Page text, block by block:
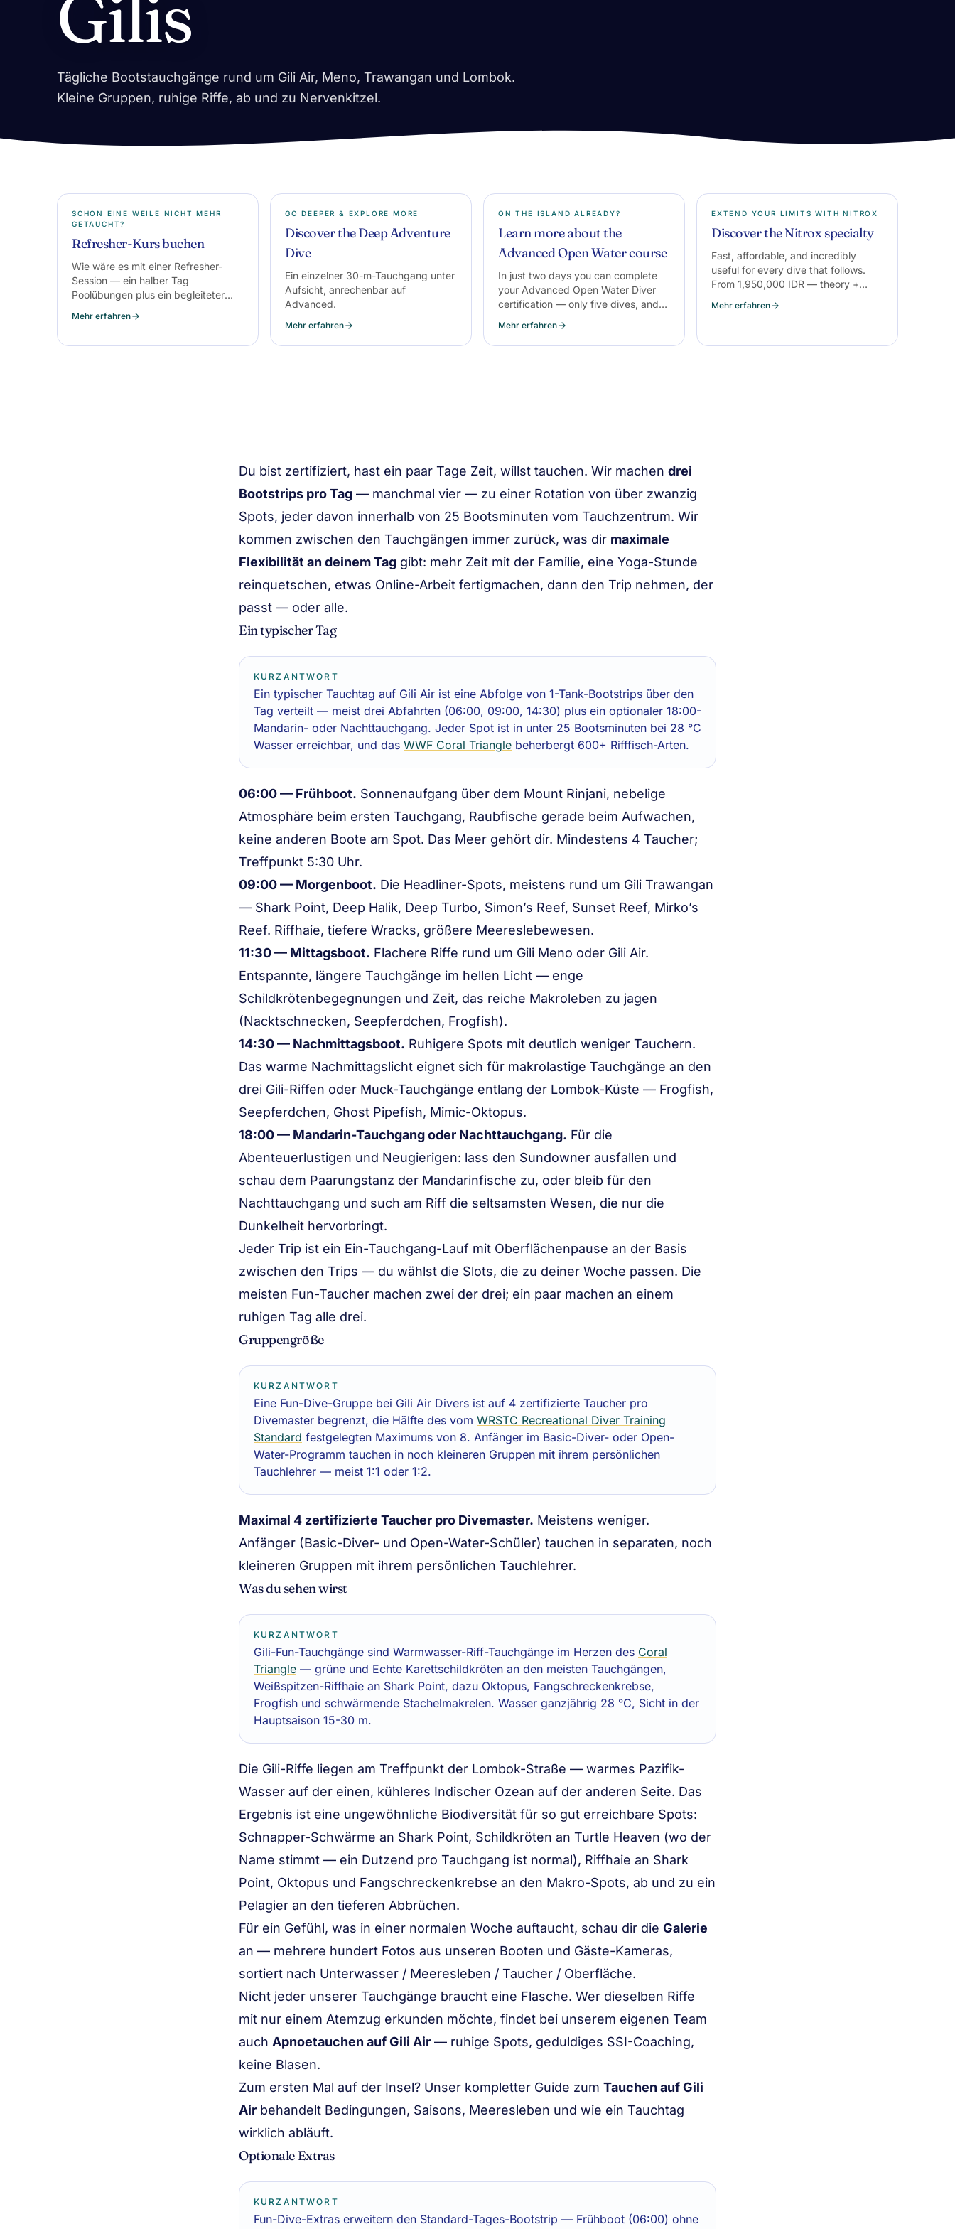
Gilis
Tägliche Bootstauchgänge rund um Gili Air, Meno, Trawangan und Lombok.
Kleine Gruppen, ruhige Riffe, ab und zu Nervenkitzel.
SCHON EINE WEILE NICHT MEHR
GETAUCHT?
Refresher-Kurs buchen
Wie wäre es mit einer Refresher-
Session — ein halber Tag
Poolübungen plus ein begleiteter
Wasser mit voller Sicherheit.
Mehr erfahren
GO DEEPER & EXPLORE MORE
Discover the Deep Adventure
Dive
Ein einzelner 30-m-Tauchgang unter
Aufsicht, anrechenbar auf
Advanced.
Mehr erfahren
ON THE ISLAND ALREADY?
Learn more about the
Advanced Open Water course
In just two days you can complete
your Advanced Open Water Diver
certification — only five dives, and
dives is small.
Mehr erfahren
EXTEND YOUR LIMITS WITH NITROX
Discover the Nitrox specialty
Fast, affordable, and incredibly
useful for every dive that follows.
From 1,950,000 IDR — theory +
Mehr erfahren
Du bist zertifiziert, hast ein paar Tage Zeit, willst tauchen. Wir machen drei
Bootstrips pro Tag — manchmal vier — zu einer Rotation von über zwanzig
Spots, jeder davon innerhalb von 25 Bootsminuten vom Tauchzentrum. Wir
kommen zwischen den Tauchgängen immer zurück, was dir maximale
Flexibilität an deinem Tag gibt: mehr Zeit mit der Familie, eine Yoga-Stunde
reinquetschen, etwas Online-Arbeit fertigmachen, dann den Trip nehmen, der
passt — oder alle.
Ein typischer Tag
KURZANTWORT
Ein typischer Tauchtag auf Gili Air ist eine Abfolge von 1-Tank-Bootstrips über den
Tag verteilt — meist drei Abfahrten (06:00, 09:00, 14:30) plus ein optionaler 18:00-
Mandarin- oder Nachttauchgang. Jeder Spot ist in unter 25 Bootsminuten bei 28 °C
Wasser erreichbar, und das WWF Coral Triangle beherbergt 600+ Rifffisch-Arten.
06:00 — Frühboot. Sonnenaufgang über dem Mount Rinjani, nebelige
Atmosphäre beim ersten Tauchgang, Raubfische gerade beim Aufwachen,
keine anderen Boote am Spot. Das Meer gehört dir. Mindestens 4 Taucher;
Treffpunkt 5:30 Uhr.
09:00 — Morgenboot. Die Headliner-Spots, meistens rund um Gili Trawangan
— Shark Point, Deep Halik, Deep Turbo, Simon’s Reef, Sunset Reef, Mirko’s
Reef. Riffhaie, tiefere Wracks, größere Meereslebewesen.
11:30 — Mittagsboot. Flachere Riffe rund um Gili Meno oder Gili Air.
Entspannte, längere Tauchgänge im hellen Licht — enge
Schildkrötenbegegnungen und Zeit, das reiche Makroleben zu jagen
(Nacktschnecken, Seepferdchen, Frogfish).
14:30 — Nachmittagsboot. Ruhigere Spots mit deutlich weniger Tauchern.
Das warme Nachmittagslicht eignet sich für makrolastige Tauchgänge an den
drei Gili-Riffen oder Muck-Tauchgänge entlang der Lombok-Küste — Frogfish,
Seepferdchen, Ghost Pipefish, Mimic-Oktopus.
18:00 — Mandarin-Tauchgang oder Nachttauchgang. Für die
Abenteuerlustigen und Neugierigen: lass den Sundowner ausfallen und
schau dem Paarungstanz der Mandarinfische zu, oder bleib für den
Nachttauchgang und such am Riff die seltsamsten Wesen, die nur die
Dunkelheit hervorbringt.
Jeder Trip ist ein Ein-Tauchgang-Lauf mit Oberflächenpause an der Basis
zwischen den Trips — du wählst die Slots, die zu deiner Woche passen. Die
meisten Fun-Taucher machen zwei der drei; ein paar machen an einem
ruhigen Tag alle drei.
Gruppengröße
KURZANTWORT
Eine Fun-Dive-Gruppe bei Gili Air Divers ist auf 4 zertifizierte Taucher pro
Divemaster begrenzt, die Hälfte des vom WRSTC Recreational Diver Training
Standard festgelegten Maximums von 8. Anfänger im Basic-Diver- oder Open-
Water-Programm tauchen in noch kleineren Gruppen mit ihrem persönlichen
Tauchlehrer — meist 1:1 oder 1:2.
Maximal 4 zertifizierte Taucher pro Divemaster. Meistens weniger.
Anfänger (Basic-Diver- und Open-Water-Schüler) tauchen in separaten, noch
kleineren Gruppen mit ihrem persönlichen Tauchlehrer.
Was du sehen wirst
KURZANTWORT
Gili-Fun-Tauchgänge sind Warmwasser-Riff-Tauchgänge im Herzen des Coral
Triangle — grüne und Echte Karettschildkröten an den meisten Tauchgängen,
Weißspitzen-Riffhaie an Shark Point, dazu Oktopus, Fangschreckenkrebse,
Frogfish und schwärmende Stachelmakrelen. Wasser ganzjährig 28 °C, Sicht in der
Hauptsaison 15-30 m.
Die Gili-Riffe liegen am Treffpunkt der Lombok-Straße — warmes Pazifik-
Wasser auf der einen, kühleres Indischer Ozean auf der anderen Seite. Das
Ergebnis ist eine ungewöhnliche Biodiversität für so gut erreichbare Spots:
Schnapper-Schwärme an Shark Point, Schildkröten an Turtle Heaven (wo der
Name stimmt — ein Dutzend pro Tauchgang ist normal), Riffhaie an Shark
Point, Oktopus und Fangschreckenkrebse an den Makro-Spots, ab und zu ein
Pelagier an den tieferen Abbrüchen.
Für ein Gefühl, was in einer normalen Woche auftaucht, schau dir die Galerie
an — mehrere hundert Fotos aus unseren Booten und Gäste-Kameras,
sortiert nach Unterwasser / Meeresleben / Taucher / Oberfläche.
Nicht jeder unserer Tauchgänge braucht eine Flasche. Wer dieselben Riffe
mit nur einem Atemzug erkunden möchte, findet bei unserem eigenen Team
auch Apnoetauchen auf Gili Air — ruhige Spots, geduldiges SSI-Coaching,
keine Blasen.
Zum ersten Mal auf der Insel? Unser kompletter Guide zum Tauchen auf Gili
Air behandelt Bedingungen, Saisons, Meeresleben und wie ein Tauchtag
wirklich abläuft.
Optionale Extras
KURZANTWORT
Fun-Dive-Extras erweitern den Standard-Tages-Bootstrip — Frühboot (06:00) ohne